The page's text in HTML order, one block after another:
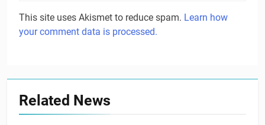
This site uses Akismet to reduce spam. Learn how
your comment data is processed.
Related News